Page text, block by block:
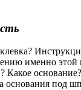
именно этой
Какое
основания под